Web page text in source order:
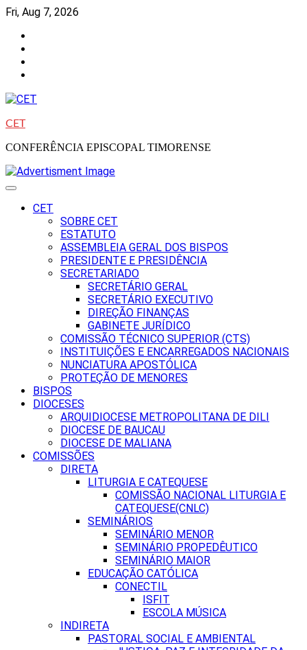
Skip
content
Fri, Aug 7, 2026
CET
CONFERÊNCIA EPISCOPAL TIMORENSE
CET
SOBRE CET
ESTATUTO
ASSEMBLEIA GERAL DOS BISPOS
PRESIDENTE E PRESIDÊNCIA
SECRETARIADO
SECRETÁRIO GERAL
SECRETÁRIO EXECUTIVO
DIREÇÃO FINANÇAS
GABINETE JURÍDICO
COMISSÃO TÉCNICO SUPERIOR (CTS)
INSTITUIÇÕES E ENCARREGADOS NACIONAIS
NUNCIATURA APOSTÓLICA
PROTEÇÃO DE MENORES
BISPOS
DIOCESES
ARQUIDIOCESE METROPOLITANA DE DILI
DIOCESE DE BAUCAU
DIOCESE DE MALIANA
COMISSÕES
DIRETA
LITURGIA E CATEQUESE
COMISSÃO NACIONAL LITURGIA E
CATEQUESE(CNLC)
SEMINÁRIOS
SEMINÁRIO MENOR
SEMINÁRIO PROPEDÊUTICO
SEMINÁRIO MAIOR
EDUCAÇÃO CATÓLICA
CONECTIL
ISFIT
ESCOLA MÚSICA
INDIRETA
PASTORAL SOCIAL E AMBIENTAL